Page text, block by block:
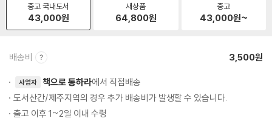
중고 국내도서
43,000원
새상품
64,800원
중고
43,000원~
배송비 3,500원
사업자 책으로 통하라에서 직접배송
도서산간/제주지역의 경우 추가 배송비가 발생할 수 있습니다.
출고 이후 1~2일 이내 수령